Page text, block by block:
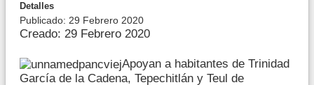
Detalles
Publicado: 29 Febrero 2020
Creado: 29 Febrero 2020
Apoyan a habitantes de Trinidad
García de la Cadena, Tepechitlán y Teul de